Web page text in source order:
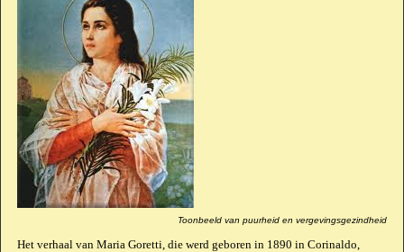
Toonbeeld van puurheid en vergevingsgezindheid
Het verhaal van Maria Goretti, die werd geboren in 1890 in Corinaldo,